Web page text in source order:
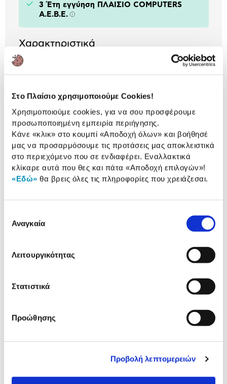
Στο Πλαίσιο χρησιμοποιούμε Cookies!
Χρησιμοποιούμε cookies, για να σου προσφέρουμε
προσωποποιημένη εμπειρία περιήγησης.
Κάνε «κλικ» στο κουμπί «Αποδοχή όλων» και βοήθησέ
μας να προσαρμόσουμε τις προτάσεις μας αποκλειστικά
στο περιεχόμενο που σε ενδιαφέρει. Εναλλακτικά
κλίκαρε αυτά που θες και πάτα «Αποδοχή επιλογών»!
«Εδώ» θα βρεις όλες τις πληροφορίες που χρειάζεσαι.
συγκατάθεσης
Αναγκαία
Λειτουργικότητας
Στατιστικά
Προώθησης
Προβολή λεπτομερειών
3 Έτη εγγύηση ΠΛΑΙΣΙΟ COMPUTERS
A.E.B.E. Πληροφορίες
Χαρακτηριστικά
NVIDIA
Αναλυτική
παρουσίαση
Αναλυτική παρουσίαση
Προδιαγραφές
Αξιολογήσεις
Δες τι κλίκαραν όσοι είδαν το ίδιο